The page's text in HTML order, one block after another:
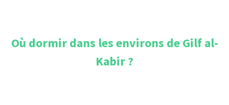
Où dormir dans les environs deGilf al-
Kabir?